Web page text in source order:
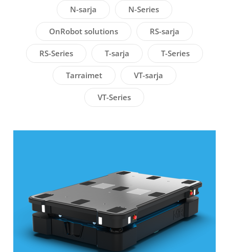
N-sarja N-Series
OnRobot solutions RS-sarja
RS-Series T-sarja T-Series
Tarraimet VT-sarja
VT-Series